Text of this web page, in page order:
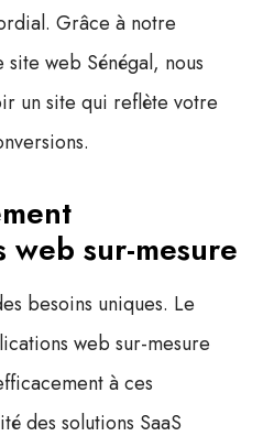
Grâce à notre
site web Sénégal, nous
un site qui reflète votre
web sur-mesure
besoins uniques. Le
web sur-mesure
à ces
des solutions SaaS